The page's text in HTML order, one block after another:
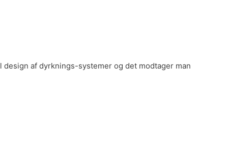
af dyrknings-systemer og det modtager man